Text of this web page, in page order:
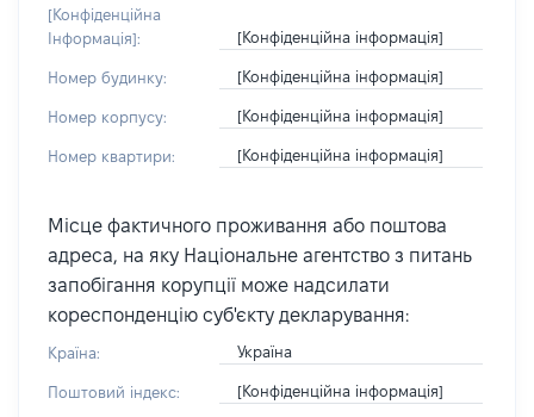
[Конфіденційна
Інформація]:
[Конфіденційна інформація]
Номер будинку: [Конфіденційна інформація]
Номер корпусу: [Конфіденційна інформація]
Номер квартири: [Конфіденційна інформація]
Місце фактичного проживання або поштова
адреса, на яку Національне агентство з питань
запобігання корупції може надсилати
кореспонденцію суб'єкту декларування:
Країна: Україна
Поштовий індекс: [Конфіденційна інформація]